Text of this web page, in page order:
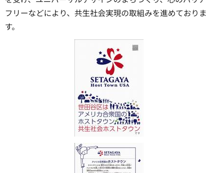
フリーなどにより、共生社会実現の取組みを進めておりま
す。